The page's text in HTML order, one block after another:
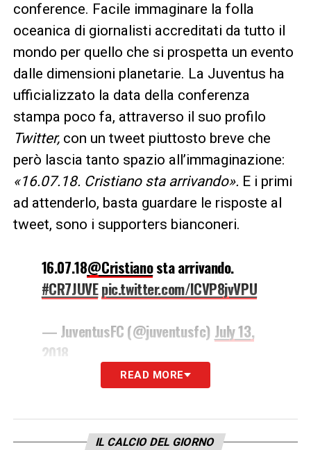
conference. Facile immaginare la folla
oceanica di giornalisti accreditati da tutto il
mondo per quello che si prospetta un evento
dalle dimensioni planetarie. La Juventus ha
ufficializzato la data della conferenza
stampa poco fa, attraverso il suo profilo
Twitter, con un tweet piuttosto breve che
però lascia tanto spazio all’immaginazione:
«16.07.18. Cristiano sta arrivando». E i primi
ad attenderlo, basta guardare le risposte al
tweet, sono i supporters bianconeri.
16.07.18@Cristianosta arrivando.
#CR7JUVEpic.twitter.com/lCVP8jvVPU
— JuventusFC (@juventusfc) July 13,
2018
LA PLAYLIST DELLE NOSTRE TOP NEWS
READ MORE
IL CALCIO DEL GIORNO